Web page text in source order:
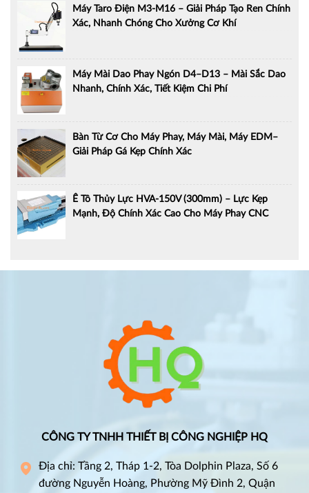
Máy Taro Điện M3-M16 – Giải Pháp Tạo Ren Chính
Xác, Nhanh Chóng Cho Xưởng Cơ Khí
Máy Mài Dao Phay Ngón D4–D13 – Mài Sắc Dao
Nhanh, Chính Xác, Tiết Kiệm Chi Phí
Bàn Từ Cơ Cho Máy Phay, Máy Mài, Máy EDM–
Giải Pháp Gá Kẹp Chính Xác
Ê Tô Thủy Lực HVA-150V (300mm) – Lực Kẹp
Mạnh, Độ Chính Xác Cao Cho Máy Phay CNC
CÔNG TY TNHH THIẾT BỊ CÔNG NGHIỆP HQ
Địa chỉ: Tầng 2, Tháp 1-2, Tòa Dolphin Plaza, Số 6
đường Nguyễn Hoàng, Phường Mỹ Đình 2, Quận